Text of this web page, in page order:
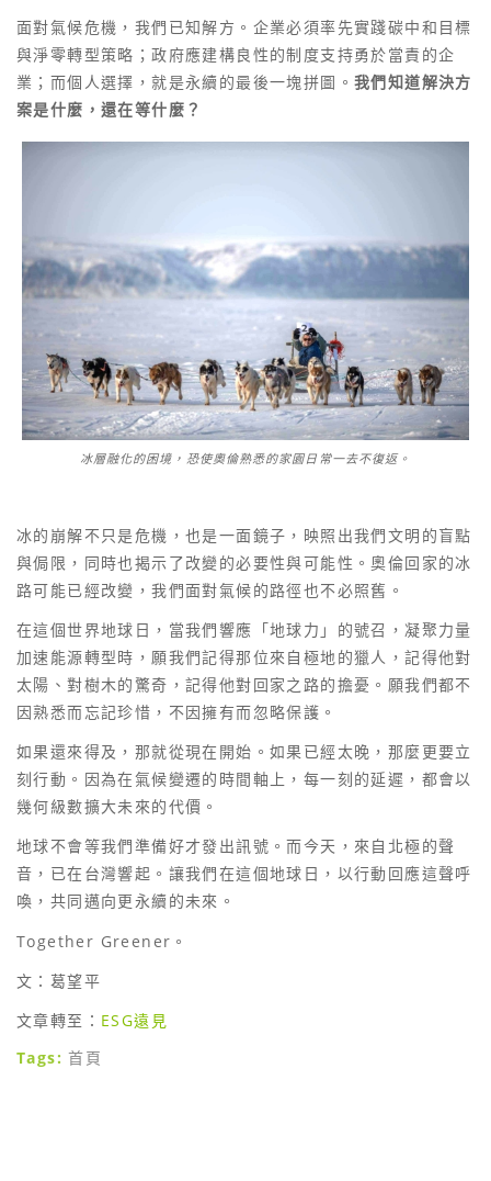
面對氣候危機，我們已知解方。企業必須率先實踐碳中和目標
與淨零轉型策略；政府應建構良性的制度支持勇於當責的企
業；而個人選擇，就是永續的最後一塊拼圖。 我們知道解決方
案是什麼，還在等什麼？
冰層融化的困境，恐使奧倫熟悉的家園日常一去不復返。
冰的崩解不只是危機，也是一面鏡子，映照出我們文明的盲點
與侷限，同時也揭示了改變的必要性與可能性。奧倫回家的冰
路可能已經改變，我們面對氣候的路徑也不必照舊。
在這個世界地球日，當我們響應「地球力」的號召，凝聚力量
加速能源轉型時，願我們記得那位來自極地的獵人，記得他對
太陽、對樹木的驚奇，記得他對回家之路的擔憂。願我們都不
因熟悉而忘記珍惜，不因擁有而忽略保護。
如果還來得及，那就從現在開始。如果已經太晚，那麼更要立
刻行動。因為在氣候變遷的時間軸上，每一刻的延遲，都會以
幾何級數擴大未來的代價。
地球不會等我們準備好才發出訊號。而今天，來自北極的聲
音，已在台灣響起。讓我們在這個地球日，以行動回應這聲呼
喚，共同邁向更永續的未來。
Together Greener。
文：葛望平
文章轉至： ESG遠見
Tags: 首頁